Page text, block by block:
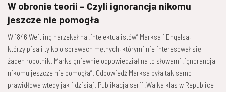
W obronie teorii – Czyli ignorancja nikomu
jeszcze nie pomogła
W 1846 Weitling narzekał na „intelektualistów” Marksa i Engelsa,
którzy pisali tylko o sprawach mętnych, którymi nie interesował się
żaden robotnik. Marks gniewnie odpowiedział na to słowami „ignorancja
nikomu jeszcze nie pomogła”. Odpowiedź Marksa była tak samo
prawidłowa wtedy jak i dzisiaj. Publikacja serii „Walka klas w Republice